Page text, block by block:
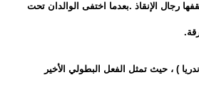
رجال الإنقاذ .بعدما اختفى الوالدان تحت
) ، حيث تمثل الفعل البطولي الأخير